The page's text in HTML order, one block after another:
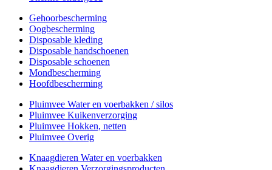
Gehoorbescherming
Oogbescherming
Disposable kleding
Disposable handschoenen
Disposable schoenen
Mondbescherming
Hoofdbescherming
Pluimvee Water en voerbakken / silos
Pluimvee Kuikenverzorging
Pluimvee Hokken, netten
Pluimvee Overig
Knaagdieren Water en voerbakken